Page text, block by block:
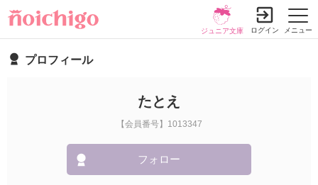
メニュー
ジュニア文庫 ログイン
プロフィール
たとえ
【会員番号】1013347
フォロー